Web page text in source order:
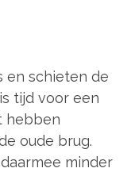
en schieten de
tijd voor een
hebben
oude brug.
minder